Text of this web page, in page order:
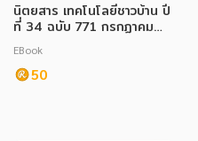
นิตยสาร เทคโนโลยีชาวบ้าน ปี
ที่ 34 ฉบับ 771 กรกฏาคม
2565
EBook
50